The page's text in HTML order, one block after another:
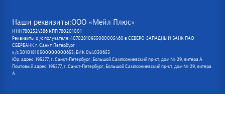
Наши реквизиты:ООО «Мейл Плюс»
ИНН 7802524386 КПП 780201001
Реквизиты р /с получателя: 40702810955080005460 в СЕВЕРО-ЗАПАДНЫЙ БАНК ПАО
СБЕРБАНК г. Санкт-Петербург
к/с 30101810500000000653, БИК 044030653
Юр. адрес: 195277, г. Санкт-Петербург, Большой Сампсониевский пр-кт, дом № 29, литера А
Почтовый адрес: 195277, г. Санкт-Петербург, Большой Сампсониевский пр-кт, дом № 29, литера
А